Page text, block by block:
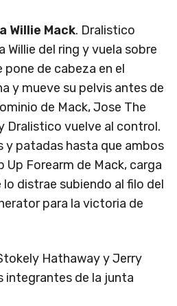
Willie Mack. Dralistico
Willie del ring y vuela sobre
pone de cabeza en el
y mueve su pelvis antes de
de Mack, Jose The
Dralistico vuelve al control.
y patadas hasta que ambos
Up Forearm de Mack, carga
distrae subiendo al filo del
para la victoria de
Hathaway y Jerry
integrantes de la junta